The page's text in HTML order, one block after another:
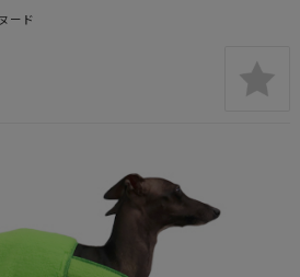
ード